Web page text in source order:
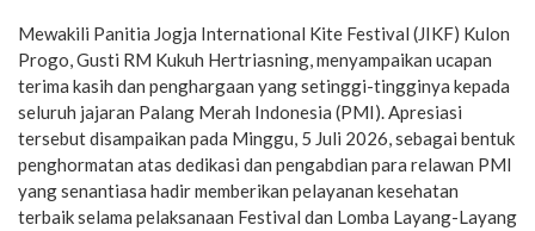
Mewakili Panitia Jogja International Kite Festival (JIKF) Kulon
Progo, Gusti RM Kukuh Hertriasning, menyampaikan ucapan
terima kasih dan penghargaan yang setinggi-tingginya kepada
seluruh jajaran Palang Merah Indonesia (PMI). Apresiasi
tersebut disampaikan pada Minggu, 5 Juli 2026, sebagai bentuk
penghormatan atas dedikasi dan pengabdian para relawan PMI
yang senantiasa hadir memberikan pelayanan kesehatan
terbaik selama pelaksanaan Festival dan Lomba Layang-Layang